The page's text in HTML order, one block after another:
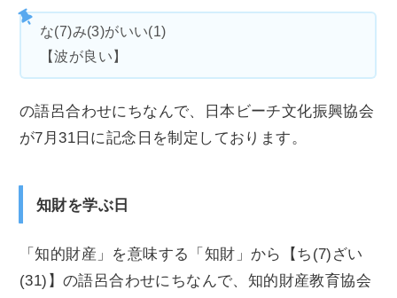
な(7)み(3)がいい(1)
【波が良い】
の語呂合わせにちなんで、日本ビーチ文化振興協会
が7月31日に記念日を制定しております。
知財を学ぶ日
「知的財産」を意味する「知財」から【ち(7)ざい
(31)】の語呂合わせにちなんで、知的財産教育協会